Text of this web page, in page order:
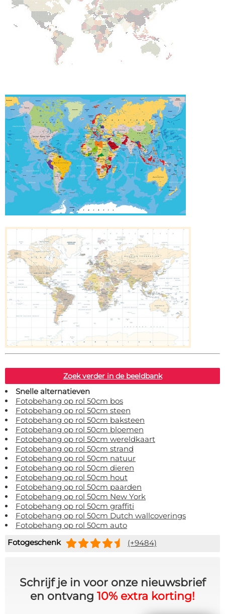
Zoek verder in de beeldbank
Snelle alternatieven
Fotobehang op rol 50cm bos
Fotobehang op rol 50cm steen
Fotobehang op rol 50cm baksteen
Fotobehang op rol 50cm bloemen
Fotobehang op rol 50cm wereldkaart
Fotobehang op rol 50cm strand
Fotobehang op rol 50cm natuur
Fotobehang op rol 50cm dieren
Fotobehang op rol 50cm hout
Fotobehang op rol 50cm paarden
Fotobehang op rol 50cm New York
Fotobehang op rol 50cm graffiti
Fotobehang op rol 50cm Dutch wallcoverings
Fotobehang op rol 50cm auto
Fotogeschenk
(+9484)
Schrijf je in voor onze nieuwsbrief
en ontvang 10% extra korting!